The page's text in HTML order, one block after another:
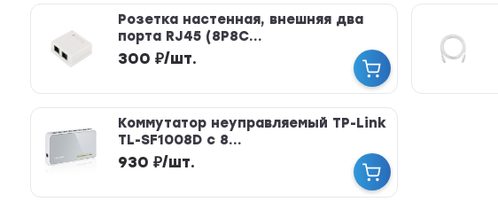
Розетка настенная, внешняя два
порта RJ45 (8P8C...
300 ₽/шт.
Коммутатор неуправляемый TP-Link
TL-SF1008D с 8...
930 ₽/шт.